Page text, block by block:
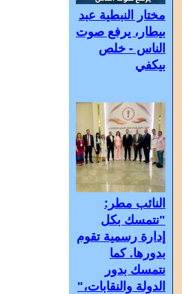
مختار النبطية عبد
بيطار، يرفع صوت
الناس - خلص
بيكفي
النائب مطر:
"نتمسك بكل
إدارة رسمية تقوم
بدورها. كما
نتمسك بدور
الدولة والنقابات،"